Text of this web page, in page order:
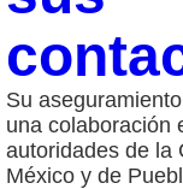
Su
una colaboración
autoridades de la
México y de